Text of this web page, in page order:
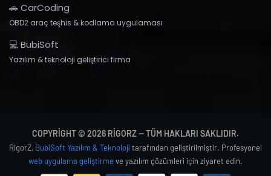
🚗 CarCoding
OBD2 araç teşhis & kodlama uygulaması
💻 BubiSoft
Yazılım & teknoloji geliştirici firma
COPYRIGHT © 2026 RIGORZ — TÜM HAKLARI SAKLIDIR.
RigorZ, BubiSoft Yazılım & Teknoloji tarafından geliştirilmiştir. Profesyonel
web uygulama geliştirmeve yazılım çözümleri için ziyaret edin.